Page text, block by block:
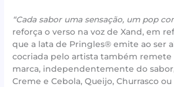
“Cada sabor uma sensação, um pop
reforça o verso na voz de Xand, em
que a lata de Pringles® emite ao ser
cocriada pelo artista também remete
marca, independentemente do
Creme e Cebola, Queijo, Churrasco